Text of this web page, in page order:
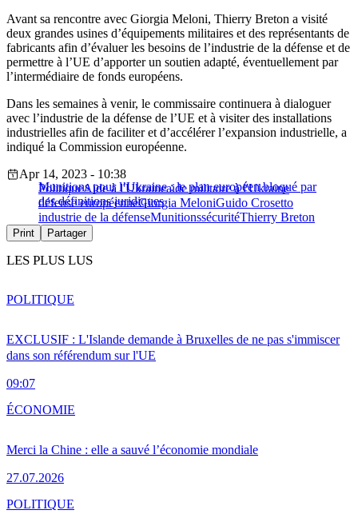
Avant sa rencontre avec Giorgia Meloni, Thierry Breton a visité
deux grandes usines d’équipements militaires et des représentants de
fabricants afin d’évaluer les besoins de l’industrie de la défense et de
permettre à l’UE d’apporter un soutien adapté, éventuellement par
l’intermédiaire de fonds européens.
Dans les semaines à venir, le commissaire continuera à dialoguer
avec l’industrie de la défense de l’UE et à visiter des installations
industrielles afin de faciliter et d’accélérer l’expansion industrielle, a
indiqué la Commission européenne.
Munitions pour l’Ukraine : le plan européen bloqué par
des définitions juridiques
Apr 14, 2023 - 10:38
PolitiqueAide à l'Ukraineaide militaire à l'Ukraine
défense européenneGiorgia MeloniGuido Crosetto
industrie de la défenseMunitionssécuritéThierry Breton
Print Partager
LES PLUS LUS
EXCLUSIF : L'Islande demande à Bruxelles de ne pas s'immiscer
dans son référendum sur l'UE
09:07
POLITIQUE
Merci la Chine : elle a sauvé l’économie mondiale
27.07.2026
ÉCONOMIE
POLITIQUE